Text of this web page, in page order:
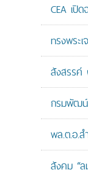
CEA เปิ
ทรงพระ
สังสรรค์
กรมพัฒน์
พล.ต.อ.
สังคม “